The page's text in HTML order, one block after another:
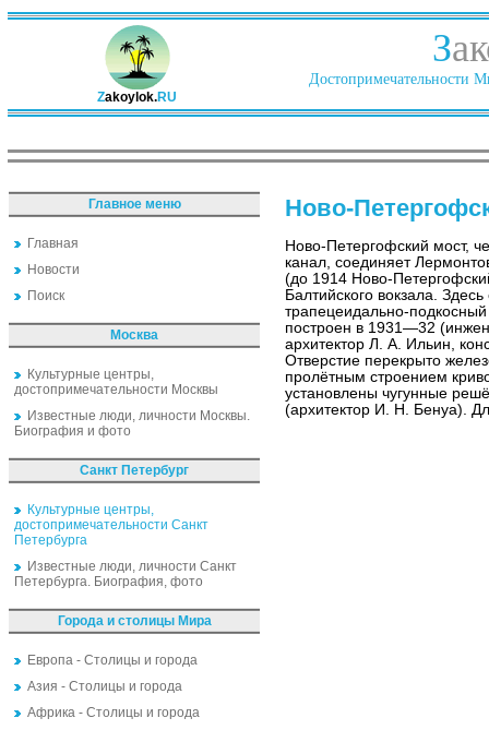
Zakoylok.RU
З
Достопримечательности
Главное меню
Главная
Новости
Поиск
Москва
Культурные центры,
достопримечательности Москвы
Известные люди, личности Москвы.
Биография и фото
Санкт Петербург
Культурные центры,
достопримечательности Санкт
Петербурга
Известные люди, личности Санкт
Петербурга. Биография, фото
Города и столицы Мира
Европа - Столицы и города
Азия - Столицы и города
Африка - Столицы и города
Ново-
Ново-Петергофский мост,
канал, соединяет
(до 1914 Ново-
Балтийского вокзала.
трапецеидально-
построен в 1931—32
архитектор Л. А. Ильин,
Отверстие перекрыто
пролётным строением
установлены чугунные
(архитектор И. Н. Бенуа).